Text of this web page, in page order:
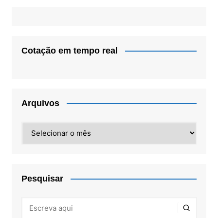
Cotação em tempo real
Arquivos
Pesquisar